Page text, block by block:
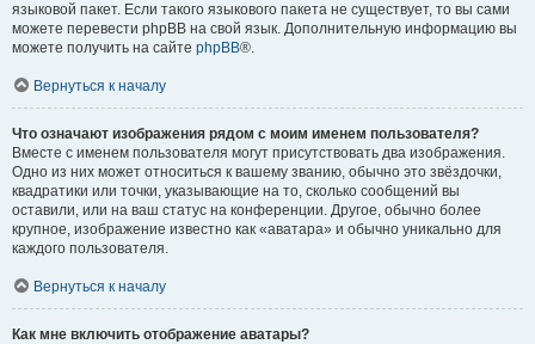
языковой пакет. Если такого языкового пакета не существует, то вы сами
можете перевести phpBB на свой язык. Дополнительную информацию вы
можете получить на сайте phpBB®.
Вернуться к началу
Что означают изображения рядом с моим именем пользователя?
Вместе с именем пользователя могут присутствовать два изображения.
Одно из них может относиться к вашему званию, обычно это звёздочки,
квадратики или точки, указывающие на то, сколько сообщений вы
оставили, или на ваш статус на конференции. Другое, обычно более
крупное, изображение известно как «аватара» и обычно уникально для
каждого пользователя.
Вернуться к началу
Как мне включить отображение аватары?